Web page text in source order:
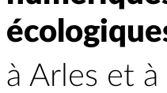
à Arles et